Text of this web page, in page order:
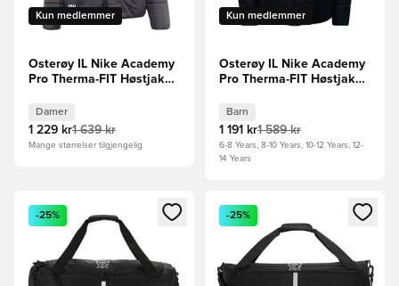
Kun medlemmer
Osterøy IL Nike Academy
Pro Therma-FIT Høstjakke
Damer
1 229 kr1 639 kr
Mange størrelser tilgjengelig
Kun medlemmer
Osterøy IL Nike Academy
Pro Therma-FIT Høstjakke
Barn
1 191 kr1 589 kr
6-8 Years, 8-10 Years, 10-12 Years, 12-
14 Years
Åpner en Modal for å logge inn eller registrere deg som
-25%
Åpner en Modal for å logge
-25%